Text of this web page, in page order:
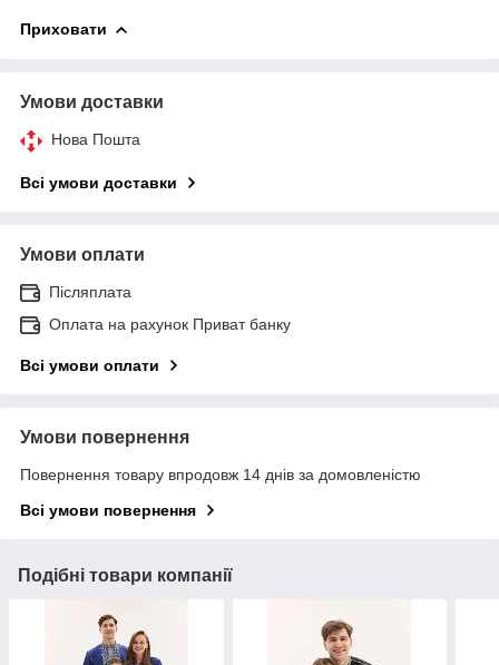
Приховати
Умови доставки
Нова Пошта
Всі умови доставки
Умови оплати
Післяплата
Оплата на рахунок Приват банку
Всі умови оплати
Умови повернення
Повернення товару впродовж 14 днів за домовленістю
Всі умови повернення
Подібні товари компанії